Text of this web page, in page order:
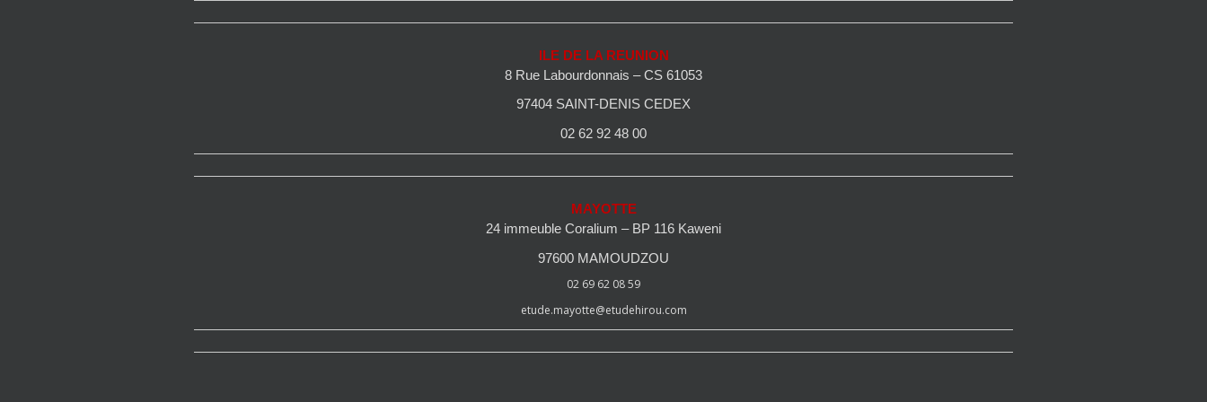
ILE DE LA REUNION
8 Rue Labourdonnais – CS 61053
97404 SAINT-DENIS CEDEX
02 62 92 48 00
MAYOTTE
24 immeuble Coralium – BP 116 Kaweni
97600 MAMOUDZOU
02 69 62 08 59
etude.mayotte@etudehirou.com